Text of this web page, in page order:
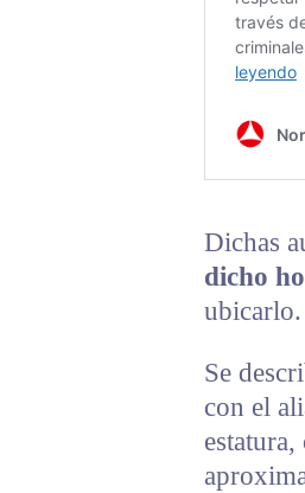
Dichas
dicho
ubicarlo.
Se
con el